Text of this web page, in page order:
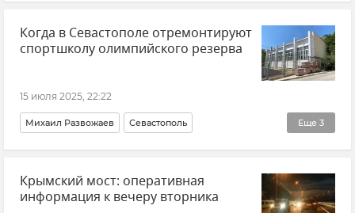
Россия США Переговоры Украина
Когда в Севастополе отремонтируют
спортшколу олимпийского резерва
15 июля 2025, 22:22
Еще 3
Михаил Развожаев Севастополь
Новости Севастополя Спорт Общество
Крымский мост: оперативная
информация к вечеру вторника